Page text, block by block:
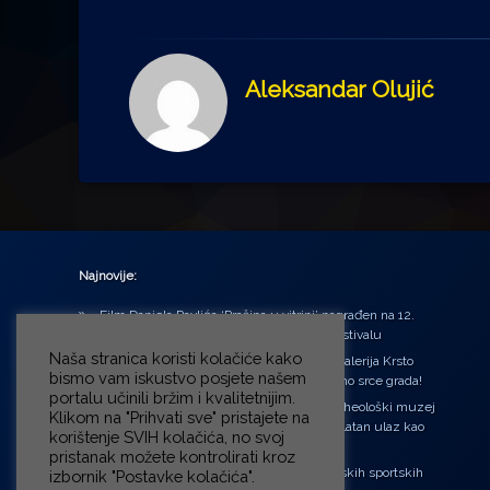
Aleksandar Olujić
Najnovije:
Film Daniela Pavlića ‘Prašina u vitrini’ nagrađen na 12.
Green Montenegro International Film Festivalu
U središtu Petrinje otvorena obnovljena Galerija Krsto
Hegedušić: Kultura vraćena kući, u samo srce grada!
Od petka do nedjelje (31.7. – 2.8.2026.) Arheološki muzej
u Zagrebu otvara vrata građanima: Besplatan ulaz kao
zaklon od toplinskog vala
‘Ni med cvetjem ni pravice’ na Aleji hrvatskih sportskih
Naša stranica koristi kolačiće kako
bismo vam iskustvo posjete našem
portalu učinili bržim i kvalitetnijim.
Klikom na "Prihvati sve" pristajete na
korištenje SVIH kolačića, no svoj
pristanak možete kontrolirati kroz
izbornik "Postavke kolačića".